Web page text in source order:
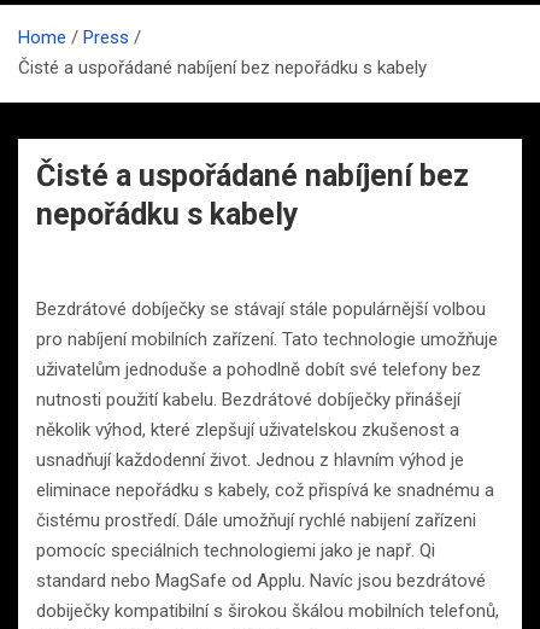
Home
Press
Čisté a uspořádané nabíjení bez nepořádku s kabely
Čisté a uspořádané nabíjení bez
nepořádku s kabely
Bezdrátové dobíječky se stávají stále populárnější volbou
pro nabíjení mobilních zařízení. Tato technologie umožňuje
uživatelům jednoduše a pohodlně dobít své telefony bez
nutnosti použití kabelu. Bezdrátové dobíječky přinášejí
několik výhod, které zlepšují uživatelskou zkušenost a
usnadňují každodenní život. Jednou z hlavním výhod je
eliminace nepořádku s kabely, což přispívá ke snadnému a
čistému prostředí. Dále umožňují rychlé nabijení zařízeni
pomocíc speciálnich technologiemi jako je např. Qi
standard nebo MagSafe od Applu. Navíc jsou bezdrátové
dobiječky kompatibilní s širokou škálou mobilních telefonů,